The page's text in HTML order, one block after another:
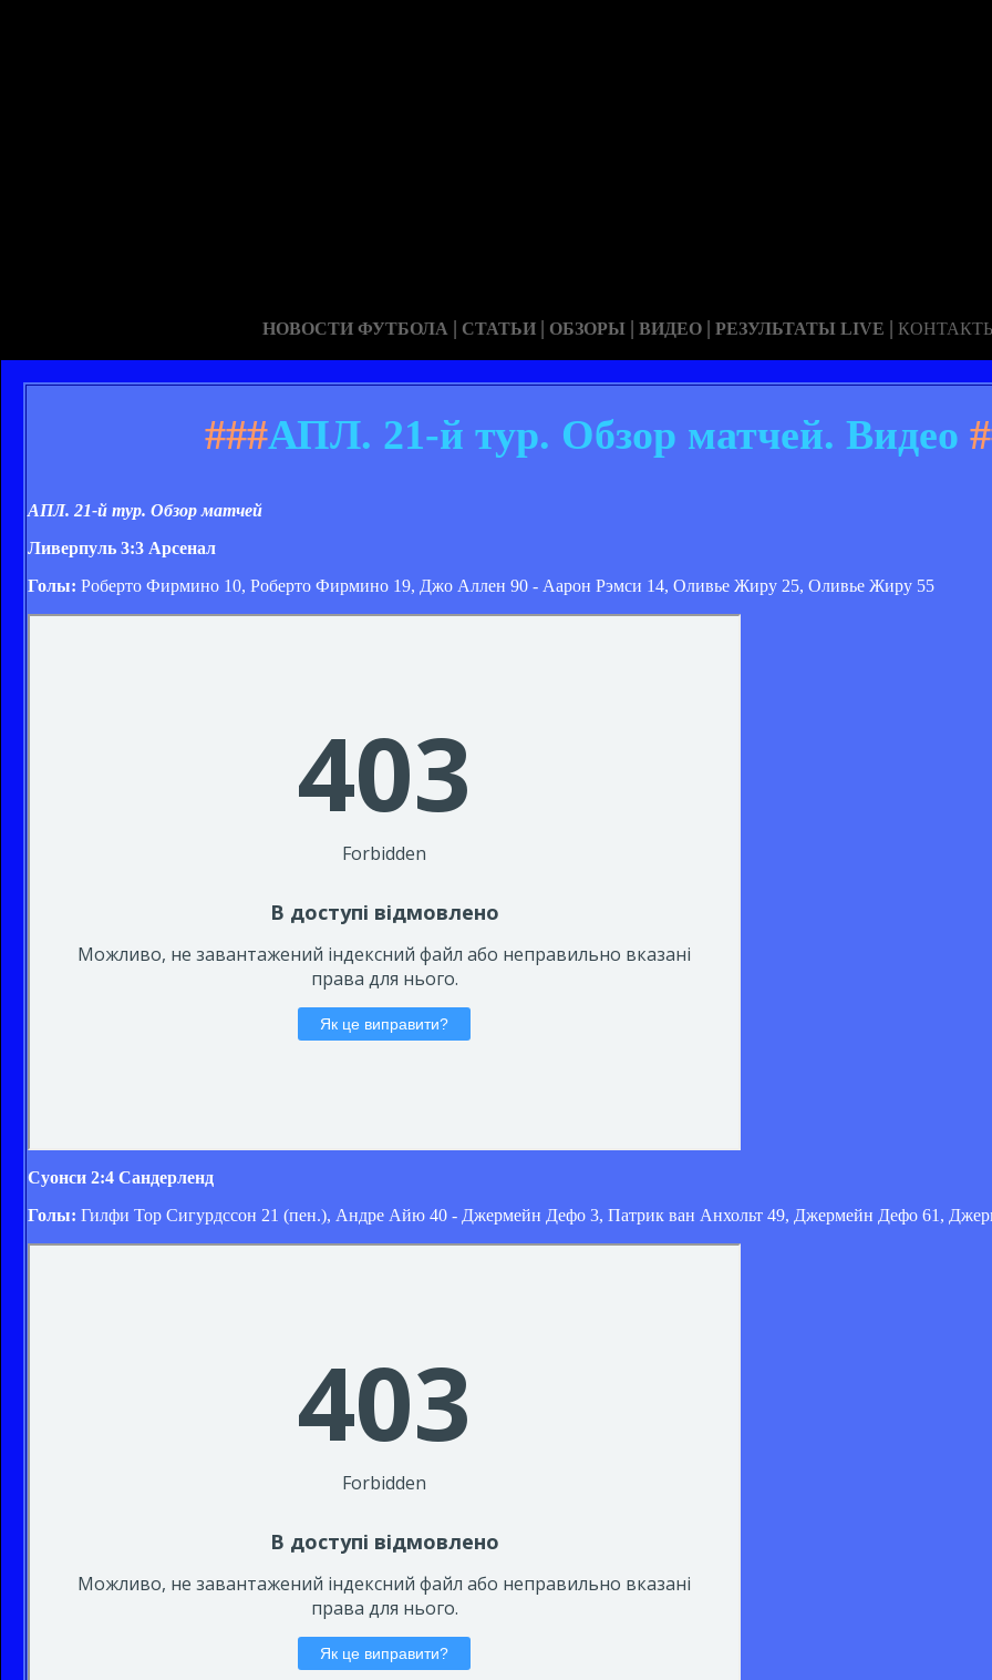
НОВОСТИ ФУТБОЛА | СТАТЬИ | ОБЗОРЫ | ВИДЕО | РЕЗУЛЬТАТЫ LIVE |
###АПЛ. 21-й тур. Обзор матчей. Видео
АПЛ. 21-й тур. Обзор матчей
Ливерпуль 3:3 Арсенал
Голы: Роберто Фирмино 10, Роберто Фирмино 19, Джо Аллен 90 - Аарон Рэмси 14, Оливье Жиру 25, Оливье Жиру 55
Суонси 2:4 Сандерленд
Голы: Гилфи Тор Сигурдссон 21 (пен.), Андре Айю 40 - Джермейн Дефо 3, Патрик ван Анхольт 49, Джермейн Дефо 61,